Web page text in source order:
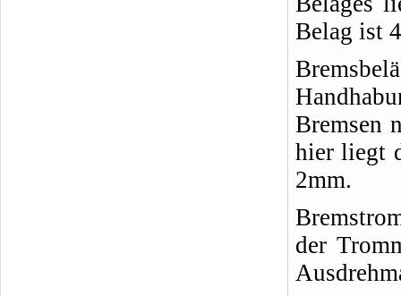
Belag ist
Bremsen
hier liegt
2mm.
der